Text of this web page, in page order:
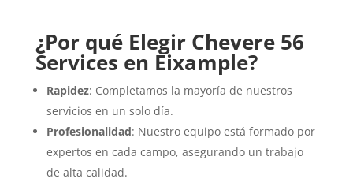
¿Por qué Elegir Chevere 56
Services en Eixample?
Rapidez: Completamos la mayoría de nuestros
servicios en un solo día.
Profesionalidad: Nuestro equipo está formado por
expertos en cada campo, asegurando un trabajo
de alta calidad.